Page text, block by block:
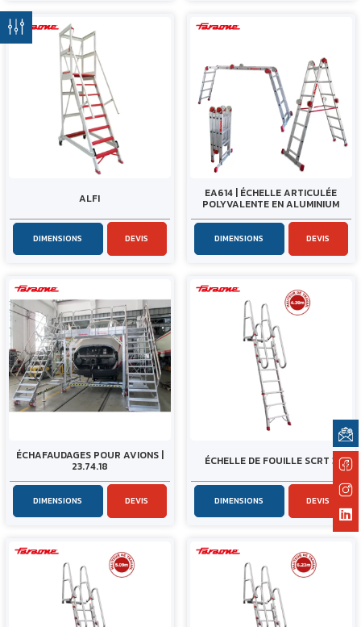
ALFI
DIMENSIONS DEVIS
EA614 | ÉCHELLE ARTICULÉE
POLYVALENTE EN ALUMINIUM
DIMENSIONS DEVIS
ÉCHAFAUDAGES POUR AVIONS |
23.74.18
DIMENSIONS DEVIS
ÉCHELLE DE FOUILLE SCRT 3
DIMENSIONS DEVIS